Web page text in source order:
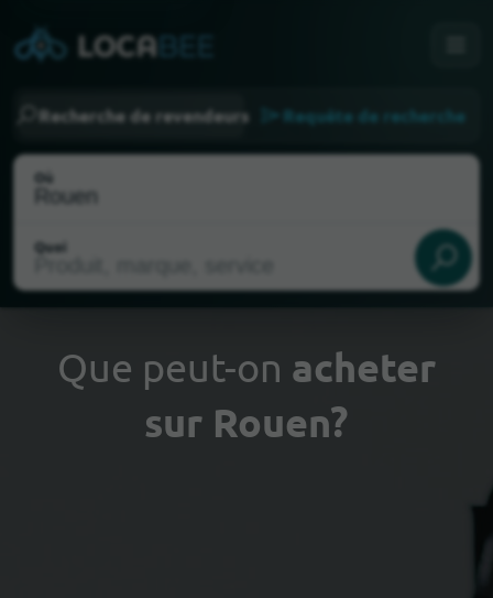
Recherche de revendeurs Requête de recherche
Où
Quoi
Choisir ma localisation
Que peut-on acheter
sur Rouen?